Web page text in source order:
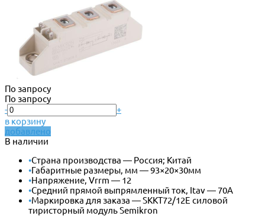
По запросу
По запросу
-
+
в корзину
добавлено
В наличии
•Страна производства — Россия; Китай
•Габаритные размеры, мм — 93×20×30мм
•Напряжение, Vrrm — 12
•Средний прямой выпрямленный ток, Itav — 70А
•Маркировка для заказа — SKKT72/12E силовой
тиристорный модуль Semikron